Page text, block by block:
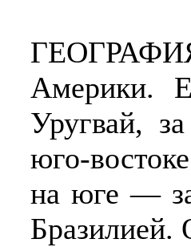
Америки.
Уругвай,
юго-
на юге —